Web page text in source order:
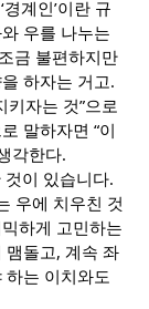
계인’이란 규
우를 나누는
금 불편하지만
하자는 거고.
키자는 것”으로
말하자면 “이
각한다.
것이 있습니다.
우에 치우친 것
하게 고민하는
맴돌고, 계속 좌
는 이치와도